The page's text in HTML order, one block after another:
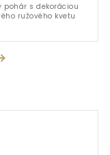
pohár s dekoráciou
ružového kvetu